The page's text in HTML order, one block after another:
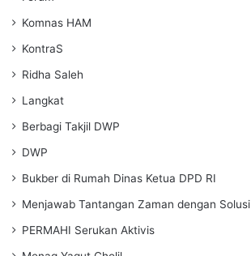
Komnas HAM
KontraS
Ridha Saleh
Langkat
Berbagi Takjil DWP
DWP
Bukber di Rumah Dinas Ketua DPD RI
Menjawab Tantangan Zaman dengan Solusi
PERMAHI Serukan Aktivis